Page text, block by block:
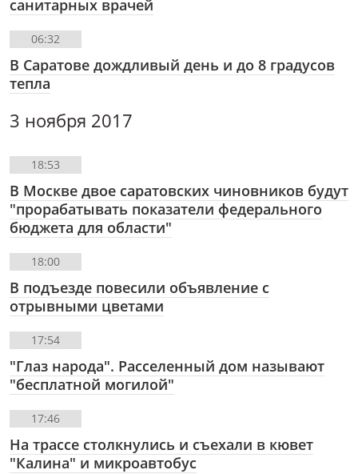
санитарных врачей
06:32
В Саратове дождливый день и до 8 градусов
тепла
3 ноября 2017
18:53
В Москве двое саратовских чиновников будут
"прорабатывать показатели федерального
бюджета для области"
18:00
В подъезде повесили объявление с
отрывными цветами
17:54
"Глаз народа". Расселенный дом называют
"бесплатной могилой"
17:46
На трассе столкнулись и съехали в кювет
"Калина" и микроавтобус